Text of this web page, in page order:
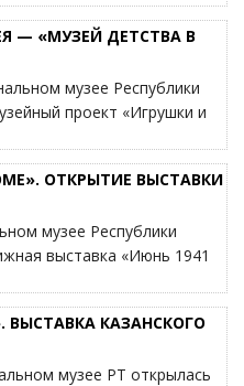
— «МУЗЕЙ ДЕТСТВА В
музее Республики
проект «Игрушки и
ОТКРЫТИЕ ВЫСТАВКИ
музее Республики
выставка «Июнь 1941
КАЗАНСКОГО
музее РТ открылась